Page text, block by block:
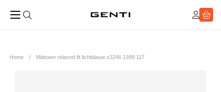
Home Midtown relaxed fit lichtblauw s3246 1999 117